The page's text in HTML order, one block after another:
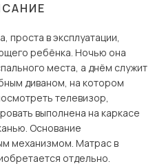
проста в эксплуатации,
ребёнка. Ночью она
места, а днём служит
диваном, на котором
телевизор,
выполнена на каркасе
Основание
механизмом. Матрас в
отдельно.